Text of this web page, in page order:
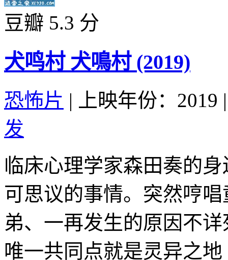
豆瓣 5.3 分
犬鸣村 犬鳴村 (2019)
恐怖片 | 上映年份：2019 |
发
临床心理学家森田奏的
可思议的事情。突然哼
弟、一再发生的原因不
唯一共同点就是灵异之